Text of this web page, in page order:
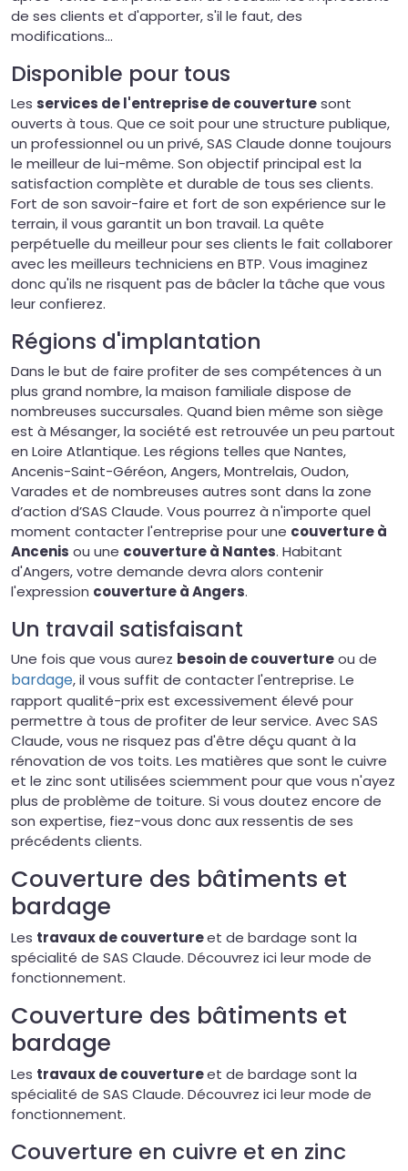
de ses clients et d'apporter, s'il le faut, des
modifications...
Disponible pour tous
Les services de l'entreprise de couverturesont
ouverts à tous. Que ce soit pour une structure publique,
un professionnel ou un privé, SAS Claude donne toujours
le meilleur de lui-même. Son objectif principal est la
satisfaction complète et durable de tous ses clients.
Fort de son savoir-faire et fort de son expérience sur le
terrain, il vous garantit un bon travail. La quête
perpétuelle du meilleur pour ses clients le fait collaborer
avec les meilleurs techniciens en BTP. Vous imaginez
donc qu'ils ne risquent pas de bâcler la tâche que vous
leur confierez.
Régions d'implantation
Dans le but de faire profiter de ses compétences à un
plus grand nombre, la maison familiale dispose de
nombreuses succursales. Quand bien même son siège
est à Mésanger, la société est retrouvée un peu partout
en Loire Atlantique. Les régions telles que Nantes,
Ancenis-Saint-Géréon, Angers, Montrelais, Oudon,
Varades et de nombreuses autres sont dans la zone
d’action d’SAS Claude. Vous pourrez à n'importe quel
moment contacter l'entreprise pour une couverture à
Ancenis ou une couverture à Nantes. Habitant
d'Angers, votre demande devra alors contenir
l'expression couverture à Angers.
Un travail satisfaisant
Une fois que vous aurez besoin de couvertureou de
bardage, il vous suffit de contacter l'entreprise. Le
rapport qualité-prix est excessivement élevé pour
permettre à tous de profiter de leur service. Avec SAS
Claude, vous ne risquez pas d'être déçu quant à la
rénovation de vos toits. Les matières que sont le cuivre
et le zinc sont utilisées sciemment pour que vous n'ayez
plus de problème de toiture. Si vous doutez encore de
son expertise, fiez-vous donc aux ressentis de ses
précédents clients.
Couverture des bâtiments et
bardage
Les travaux de couvertureet de bardage sont la
spécialité de SAS Claude. Découvrez ici leur mode de
fonctionnement.
Couverture des bâtiments et
bardage
Les travaux de couvertureet de bardage sont la
spécialité de SAS Claude. Découvrez ici leur mode de
fonctionnement.
Couverture en cuivre et en zinc